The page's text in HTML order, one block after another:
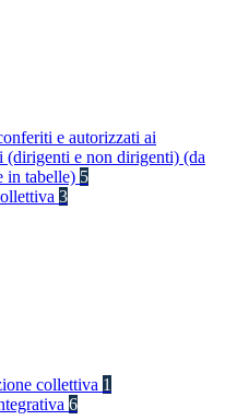
e autorizzati ai
(dirigenti e non dirigenti) (da
in tabelle) 5
3
collettiva 1
6